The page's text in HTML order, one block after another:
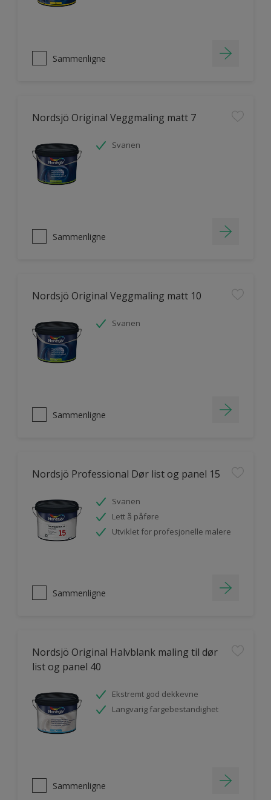
Sammenligne
Nordsjö Original Veggmaling matt 7
Svanen
Sammenligne
Nordsjö Original Veggmaling matt 10
Svanen
Sammenligne
Nordsjö Professional Dør list og panel 15
Svanen
Lett å påføre
Utviklet for profesjonelle malere
Sammenligne
Nordsjö Original Halvblank maling til dør
list og panel 40
Ekstremt god dekkevne
Langvarig fargebestandighet
Sammenligne